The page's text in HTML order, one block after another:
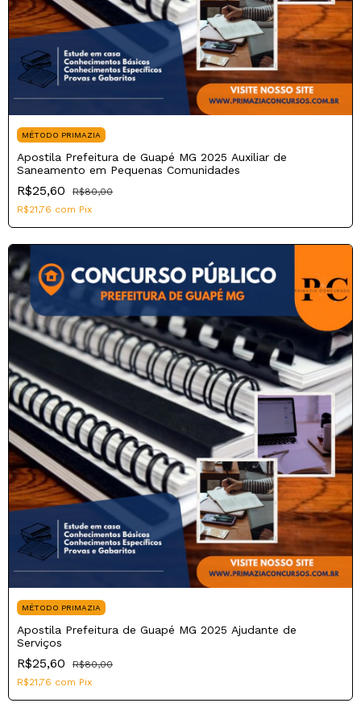
MÉTODO PRIMAZIA
Apostila Prefeitura de Guapé MG 2025 Auxiliar de
Saneamento em Pequenas Comunidades
R$25,60
R$80,00
R$21,76 com Pix
MÉTODO PRIMAZIA
Apostila Prefeitura de Guapé MG 2025 Ajudante de
Serviços
R$25,60
R$80,00
R$21,76 com Pix